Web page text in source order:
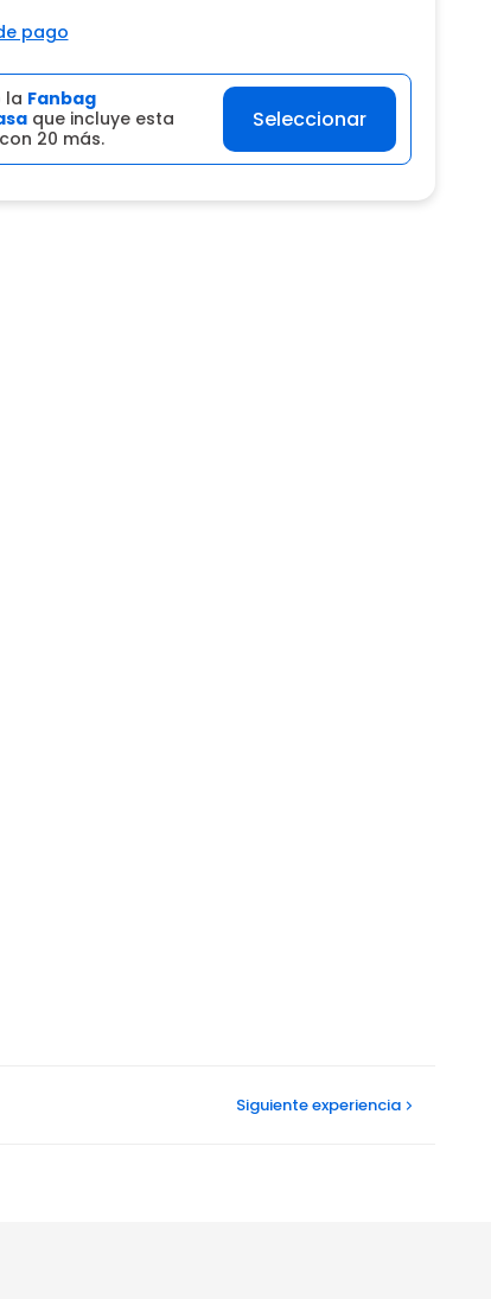
pago
la Fanbag
que incluye esta
20 más.
Seleccionar
Siguienteexperiencia